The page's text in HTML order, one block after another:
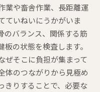
業や畜舎作業、長距離運
ていねいにうかがいま
のバランス、関係する筋
の状態を検査します。
ぜそこに負担が集まって
体のつながりから見極め
きりすることで、必要な